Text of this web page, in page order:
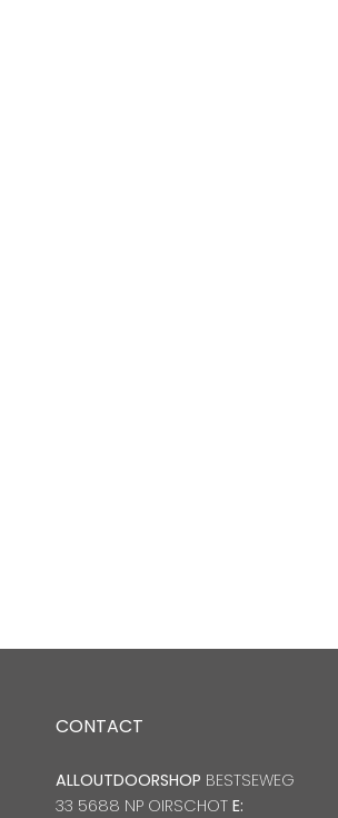
CONTACT
ALLOUTDOORSHOP BESTSEWEG
33 5688 NP OIRSCHOT E: